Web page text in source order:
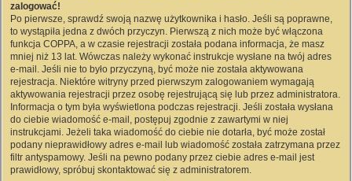
zalogować!
Po pierwsze, sprawdź swoją nazwę użytkownika i hasło. Jeśli są poprawne,
to wystąpiła jedna z dwóch przyczyn. Pierwszą z nich może być włączona
funkcja COPPA, a w czasie rejestracji została podana informacja, że masz
mniej niż 13 lat. Wówczas należy wykonać instrukcje wysłane na twój adres
e-mail. Jeśli nie to było przyczyną, być może nie została aktywowana
rejestracja. Niektóre witryny przed pierwszym zalogowaniem wymagają
aktywowania rejestracji przez osobę rejestrującą się lub przez administratora.
Informacja o tym była wyświetlona podczas rejestracji. Jeśli została wysłana
do ciebie wiadomość e-mail, postępuj zgodnie z zawartymi w niej
instrukcjami. Jeżeli taka wiadomość do ciebie nie dotarła, być może został
podany nieprawidłowy adres e-mail lub wiadomość została zatrzymana przez
filtr antyspamowy. Jeśli na pewno podany przez ciebie adres e-mail jest
prawidłowy, spróbuj skontaktować się z administratorem.